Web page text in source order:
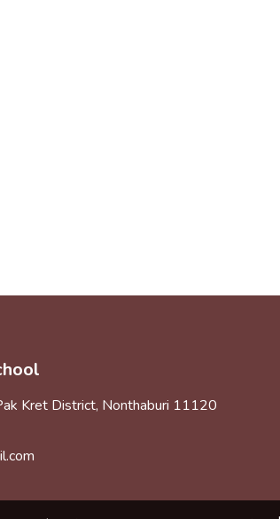
Kret District, Nonthaburi 11120